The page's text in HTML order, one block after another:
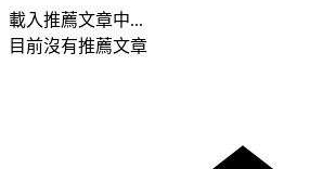
載入推薦文章中...
目前沒有推薦文章